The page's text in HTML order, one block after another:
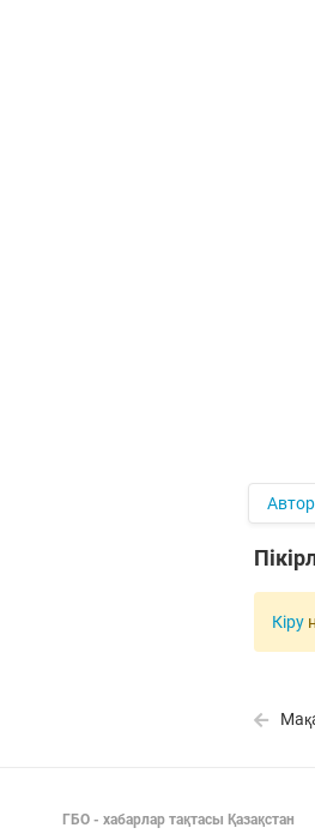
Кіру
ГБО - хабарлар тақтасы Қазақстан